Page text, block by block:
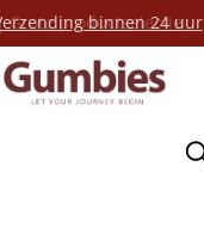
binnen 24 uur
Grote productselectie